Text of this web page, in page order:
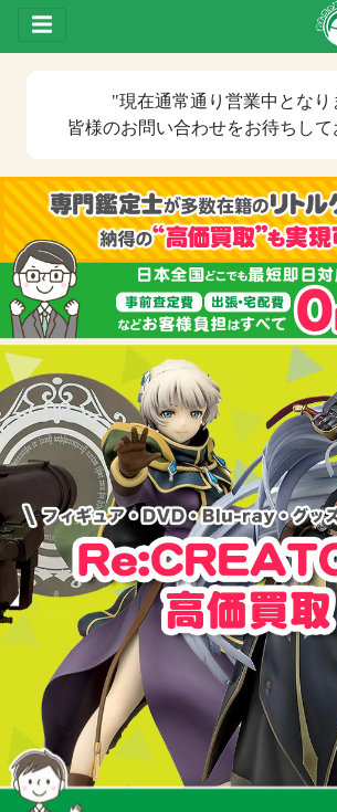
Toggle drawer
"現在通常通り営業中 となり
皆様のお問い合わせをお待ちし